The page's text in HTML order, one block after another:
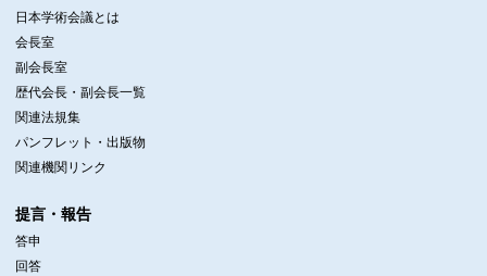
日本学術会議とは
会長室
副会長室
歴代会長・副会長一覧
関連法規集
パンフレット・出版物
関連機関リンク
提言・報告
答申
回答